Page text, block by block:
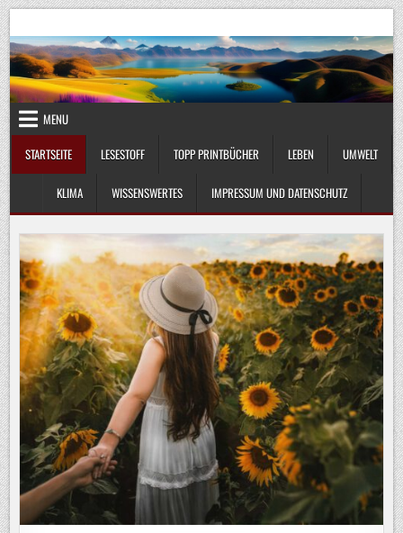
Skip
to
content
UmweltKlima.com
MENU
STARTSEITE
LESESTOFF TOPP PRINTBÜCHER LEBEN UMWELT
KLIMA WISSENSWERTES IMPRESSUM UND DATENSCHUTZ